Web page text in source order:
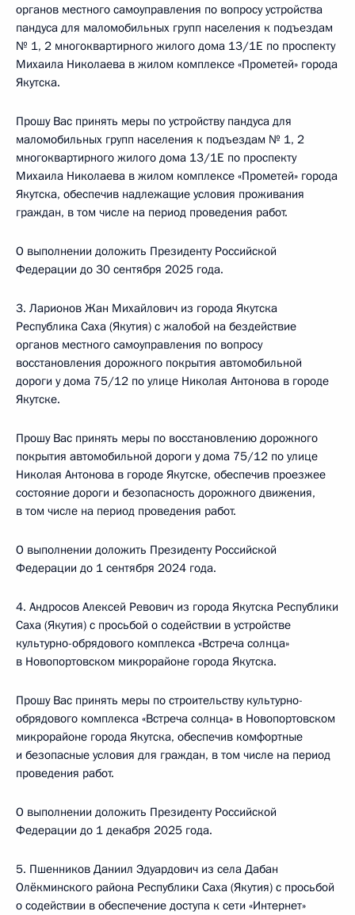
органов местного самоуправления по вопросу устройства
пандуса для маломобильных групп населения к подъездам
№ 1, 2 многоквартирного жилого дома 13/1Е по проспекту
Михаила Николаева в жилом комплексе «Прометей» города
Якутска.
Прошу Вас принять меры по устройству пандуса для
маломобильных групп населения к подъездам № 1, 2
многоквартирного жилого дома 13/1Е по проспекту
Михаила Николаева в жилом комплексе «Прометей» города
Якутска, обеспечив надлежащие условия проживания
граждан, в том числе на период проведения работ.
О выполнении доложить Президенту Российской
Федерации до 30 сентября 2025 года.
3. Ларионов Жан Михайлович из города Якутска
Республика Саха (Якутия) с жалобой на бездействие
органов местного самоуправления по вопросу
восстановления дорожного покрытия автомобильной
дороги у дома 75/12 по улице Николая Антонова в городе
Якутске.
Прошу Вас принять меры по восстановлению дорожного
покрытия автомобильной дороги у дома 75/12 по улице
Николая Антонова в городе Якутске, обеспечив проезжее
состояние дороги и безопасность дорожного движения,
в том числе на период проведения работ.
О выполнении доложить Президенту Российской
Федерации до 1 сентября 2024 года.
4. Андросов Алексей Ревович из города Якутска Республики
Саха (Якутия) с просьбой о содействии в устройстве
культурно-обрядового комплекса «Встреча солнца»
в Новопортовском микрорайоне города Якутска.
Прошу Вас принять меры по строительству культурно-
обрядового комплекса «Встреча солнца» в Новопортовском
микрорайоне города Якутска, обеспечив комфортные
и безопасные условия для граждан, в том числе на период
проведения работ.
О выполнении доложить Президенту Российской
Федерации до 1 декабря 2025 года.
5. Пшенников Даниил Эдуардович из села Дабан
Олёкминского района Республики Саха (Якутия) с просьбой
о содействии в обеспечение доступа к сети «Интернет»